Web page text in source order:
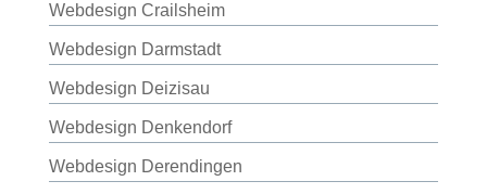
Webdesign Crailsheim
Webdesign Darmstadt
Webdesign Deizisau
Webdesign Denkendorf
Webdesign Derendingen